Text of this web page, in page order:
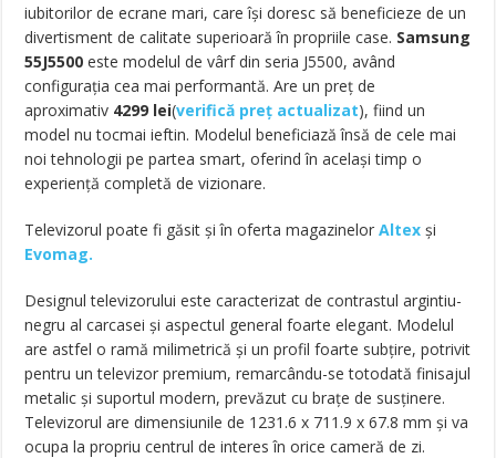
iubitorilor de ecrane mari, care își doresc să beneficieze de un
divertisment de calitate superioară în propriile case. Samsung
55J5500 este modelul de vârf din seria J5500, având
configurația cea mai performantă. Are un preț de
aproximativ 4299 lei(verifică preț actualizat), fiind un
model nu tocmai ieftin. Modelul beneficiază însă de cele mai
noi tehnologii pe partea smart, oferind în același timp o
experiență completă de vizionare.
Televizorul poate fi găsit și în oferta magazinelorAltex și
Evomag.
Designul televizorului este caracterizat de contrastul argintiu-
negru al carcasei și aspectul general foarte elegant. Modelul
are astfel o ramă milimetrică și un profil foarte subțire, potrivit
pentru un televizor premium, remarcându-se totodată finisajul
metalic și suportul modern, prevăzut cu brațe de susținere.
Televizorul are dimensiunile de 1231.6 x 711.9 x 67.8 mm și va
ocupa la propriu centrul de interes în orice cameră de zi.